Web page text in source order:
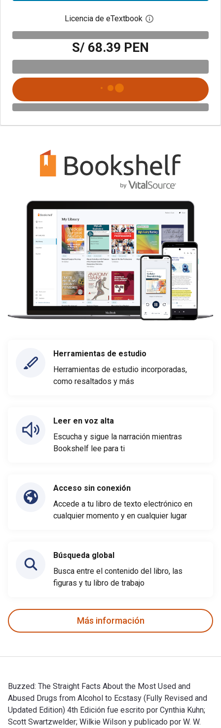
Licencia de eTextbook Abre el cuadro de
S/ 68.39 PEN
Herramientas de estudio
Herramientas de estudio incorporadas,
como resaltados y más
Leer en voz alta
Escucha y sigue la narración mientras
Bookshelf lee para ti
Acceso sin conexión
Accede a tu libro de texto electrónico en
cualquier momento y en cualquier lugar
Búsqueda global
Busca entre el contenido del libro, las
figuras y tu libro de trabajo
Más información
Buzzed: The Straight Facts About the Most Used and
Abused Drugs from Alcohol to Ecstasy (Fully Revised and
Updated Edition) 4th Edición fue escrito por Cynthia Kuhn;
Scott Swartzwelder; Wilkie Wilson y publicado por W. W.